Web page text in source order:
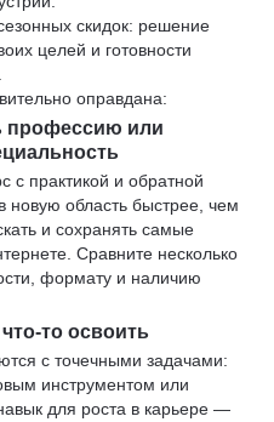
скидок: решение
целей и готовности
оправдана:
профессию или
с практикой и обратной
новую область быстрее, чем
и сохранять самые
Сравните несколько
формату и наличию
то освоить
с точечными задачами:
инструментом или
для роста в карьере —